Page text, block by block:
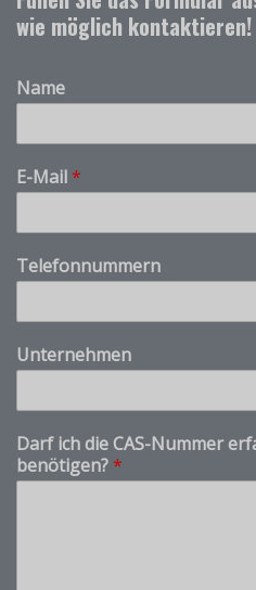
wie möglich kontaktieren!
Name
E-Mail *
Telefonnummern
a
n
S
i
e
*
Unternehmen
Darf ich die CAS-Nummer
benötigen? *